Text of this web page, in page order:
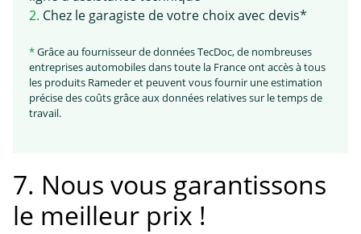
2. Chez le garagiste de votre choix avec devis*
*Grâce au fournisseur de données TecDoc, de nombreuses
entreprises automobiles dans toute la France ont accès à tous
les produits Rameder et peuvent vous fournir une estimation
précise des coûts grâce aux données relatives sur le temps de
travail.
7. Nous vous garantissons
le meilleur prix !